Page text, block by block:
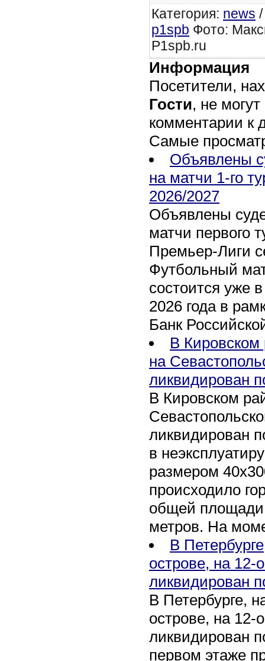
Категория: news
p1spb Фото:
P1spb.ru
Информация
Посетители,
Гости, не
комментарии к
Самые
Объявлены
на матчи 1-го
2026/2027
Объявлены
матчи первого
Премьер-Лиги
Футбольный
состоится уже
2026 года в
Банк
В Кировском
на
ликвидирован
В Кировском
ликвидирован
в
размером
происходило
общей площади
метров. На
В
острове, на 12-
ликвидирован
В Петербурге,
острове, на 12-
ликвидирован
первом этаже